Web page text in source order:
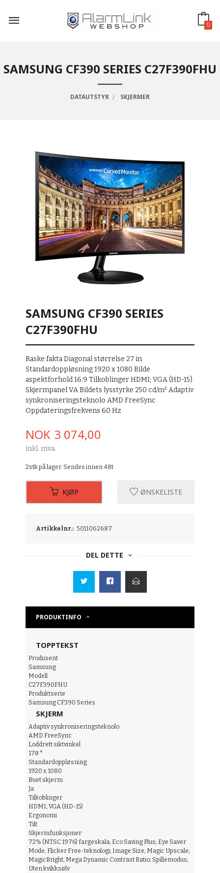
innholdet
0
SAMSUNG CF390 SERIES C27F390FHU
DATAUTSTYR SKJERMER
SAMSUNG CF390 SERIES
C27F390FHU
Raske fakta Diagonal størrelse 27 in
Standardoppløsning 1920 x 1080 Bilde
aspektforhold 16:9 Tilkoblinger HDMI; VGA (HD-15)
Skjermpanel VA Bildets lysstyrke 250 cd/m² Adaptiv
synkroniseringsteknolo AMD FreeSync
Oppdateringsfrekvens 60 Hz
Pris
NOK 3 074,00
inkl. mva.
2stk på lager. Sendes innen 48t
KJØP ØNSKELISTE
Artikkelnr.: 5011062687
DEL DETTE
PRODUKTINFO
TOPPTEKST
Produsent
Samsung
Modell
C27F390FHU
Produktserie
Samsung CF390 Series
SKJERM
Adaptiv synkroniseringsteknolo
AMD FreeSync
Loddrett siktvinkel
178 °
Standardoppløsning
1920 x 1080
Buet skjerm
Ja
Tilkoblinger
HDMI; VGA (HD-15)
Ergonomi
Tilt
Skjermfunksjoner
72% (NTSC 1976) fargeskala; Eco Saving Plus; Eye Saver
Mode; Flicker Free-teknologi; Image Size; Magic Upscale;
MagicBright; Mega Dynamic Contrast Ratio; Spillemodus;
Uten kvikksølv